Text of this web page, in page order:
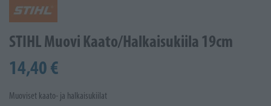
STIHL Muovi Kaato/Halkaisukiila 19cm
14,40 €
Muoviset kaato- ja halkaisukiilat